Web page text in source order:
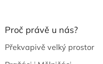
Proč právě u nás?
Překvapivě velký prostor